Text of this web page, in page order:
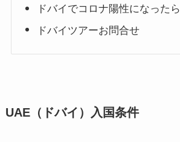
ドバイでコロナ陽性になったら
ドバイツアーお問合せ
UAE（ドバイ）入国条件